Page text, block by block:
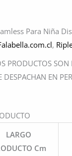
Para Niña
,
PRODUCTOS SON
DESPACHAN EN
LARGO
Cm